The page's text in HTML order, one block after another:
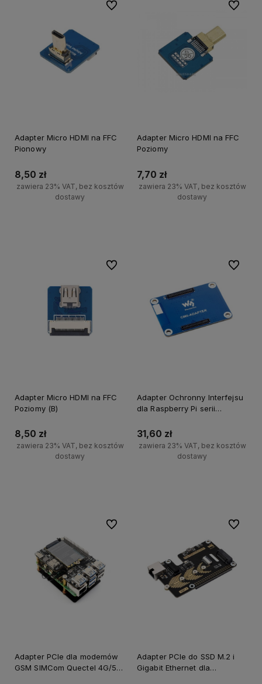
Adapter Micro HDMI na FFC
Pionowy
8,50 zł
zawiera 23% VAT, bez kosztów
dostawy
Do ulubionych
Adapter Micro HDMI na FFC
Poziomy
7,70 zł
zawiera 23% VAT, bez kosztów
dostawy
Do
Adapter Micro HDMI na FFC
Poziomy (B)
8,50 zł
zawiera 23% VAT, bez kosztów
dostawy
Do ulubionych
Adapter Ochronny Interfejsu
dla Raspberry Pi serii
Gniazd CM4 / CM5
31,60 zł
zawiera 23% VAT, bez kosztów
dostawy
Do
Adapter PCIe dla modemów
GSM SIMCom Quectel 4G/5G
Do ulubionych
Adapter PCIe do SSD M.2 i
Gigabit Ethernet dla
Do